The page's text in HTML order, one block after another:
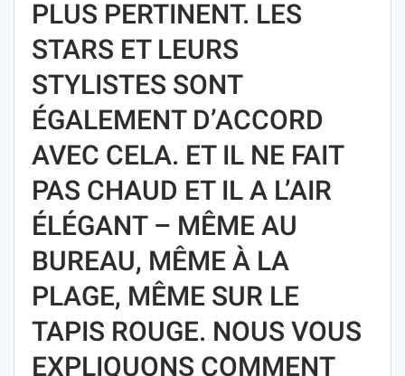
PLUS PERTINENT. LES
STARS ET LEURS
STYLISTES SONT
ÉGALEMENT D’ACCORD
AVEC CELA. ET IL NE FAIT
PAS CHAUD ET IL A L’AIR
ÉLÉGANT – MÊME AU
BUREAU, MÊME À LA
PLAGE, MÊME SUR LE
TAPIS ROUGE. NOUS VOUS
EXPLIQUONS COMMENT